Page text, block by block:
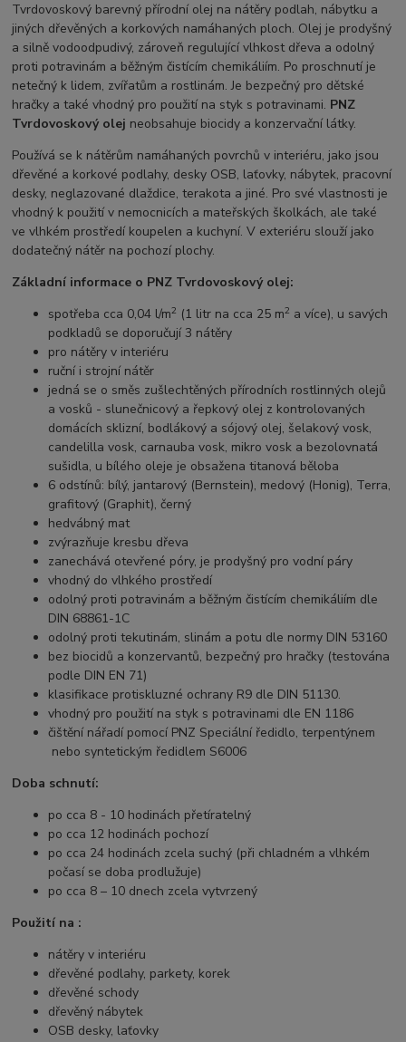
Tvrdovoskový barevný přírodní olej na nátěry podlah, nábytku a
jiných dřevěných a korkových namáhaných ploch. Olej je prodyšný
a silně vodoodpudivý, zároveň regulující vlhkost dřeva a odolný
proti potravinám a běžným čistícím chemikáliím. Po proschnutí je
netečný k lidem, zvířatům a rostlinám. Je bezpečný pro dětské
hračky a také vhodný pro použití na styk s potravinami. PNZ
Tvrdovoskový olej neobsahuje biocidy a konzervační látky.
Používá se k nátěrům namáhaných povrchů v interiéru, jako jsou
dřevěné a korkové podlahy, desky OSB, laťovky, nábytek, pracovní
desky, neglazované dlaždice, terakota a jiné. Pro své vlastnosti je
vhodný k použití v nemocnicích a mateřských školkách, ale také
ve vlhkém prostředí koupelen a kuchyní. V exteriéru slouží jako
dodatečný nátěr na pochozí plochy.
Základní informace o PNZ Tvrdovoskový olej:
spotřeba cca 0,04 l/m2 (1 litr na cca 25 m2 a více), u savých
podkladů se doporučují 3 nátěry
pro nátěry v interiéru
ruční i strojní nátěr
jedná se o směs zušlechtěných přírodních rostlinných olejů
a vosků - slunečnicový a řepkový olej z kontrolovaných
domácích sklizní, bodlákový a sójový olej, šelakový vosk,
candelilla vosk, carnauba vosk, mikro vosk a bezolovnatá
sušidla, u bílého oleje je obsažena titanová běloba
6 odstínů: bílý, jantarový (Bernstein), medový (Honig), Terra,
grafitový (Graphit), černý
hedvábný mat
zvýrazňuje kresbu dřeva
zanechává otevřené póry, je prodyšný pro vodní páry
vhodný do vlhkého prostředí
odolný proti potravinám a běžným čistícím chemikáliím dle
DIN 68861-1C
odolný proti tekutinám, slinám a potu dle normy DIN 53160
bez biocidů a konzervantů, bezpečný pro hračky (testována
podle DIN EN 71)
klasifikace protiskluzné ochrany R9 dle DIN 51130.
vhodný pro použití na styk s potravinami dle EN 1186
čištění nářadí pomocí PNZ Speciální ředidlo, terpentýnem
nebo syntetickým ředidlem S6006
Doba schnutí:
po cca 8 - 10 hodinách přetíratelný
po cca 12 hodinách pochozí
po cca 24 hodinách zcela suchý (při chladném a vlhkém
počasí se doba prodlužuje)
po cca 8 – 10 dnech zcela vytvrzený
Použití na :
nátěry v interiéru
dřevěné podlahy, parkety, korek
dřevěné schody
dřevěný nábytek
OSB desky, laťovky